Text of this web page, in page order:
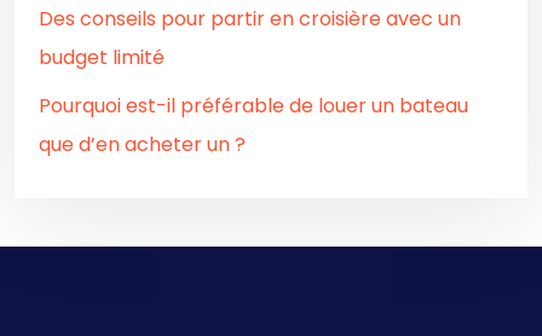
Des conseils pour partir en croisière avec un
budget limité
Pourquoi est-il préférable de louer un bateau
que d’en acheter un ?